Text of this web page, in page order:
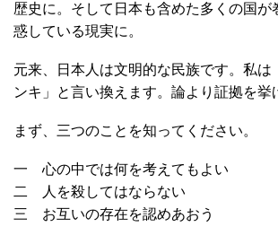
歴史に。そして日本も含めた多くの国が
惑している現実に。
元来、日本人は文明的な民族です。私は
ンキ」と言い換えます。論より証拠を挙
まず、三つのことを知ってください。
一 心の中では何を考えてもよい
二 人を殺してはならない
三 お互いの存在を認めあおう